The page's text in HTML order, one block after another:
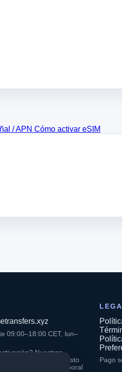
/ APN Cómo activar eSIM
09:00–18:00 CET, lun–
Nuestros
responden 24/7. El resto
en horario laboral
Pago